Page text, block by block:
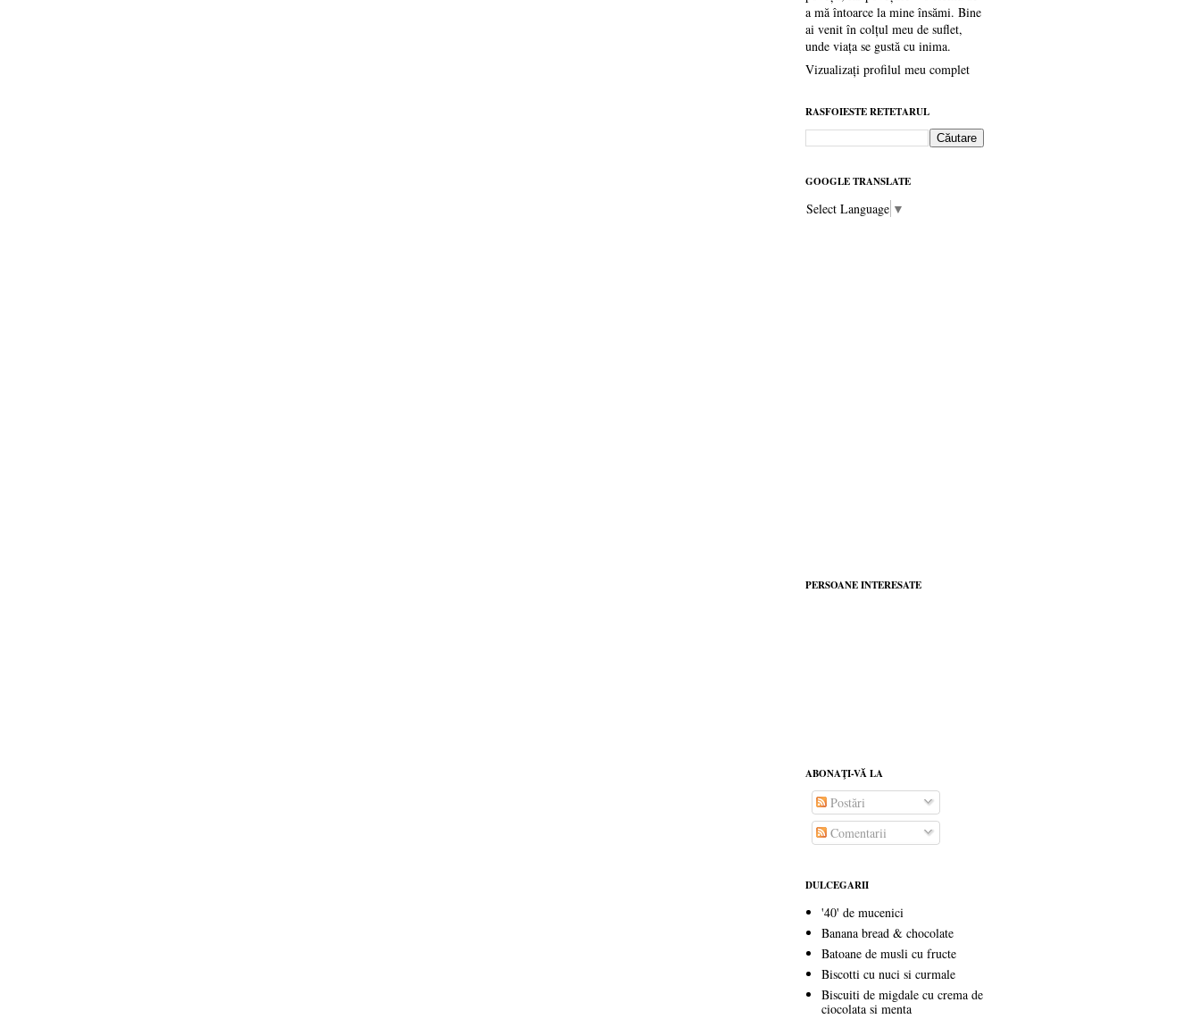
a mă întoarce la mine însămi. Bine
ai venit în colțul meu de suflet,
unde viața se gustă cu inima.
Vizualizați profilul meu complet
RASFOIESTE RETETARUL
GOOGLE TRANSLATE
Select Language ▼
PERSOANE INTERESATE
ABONAŢI-VĂ LA
Postări
Comentarii
DULCEGARII
'40' de mucenici
Banana bread & chocolate
Batoane de musli cu fructe
Biscotti cu nuci si curmale
Biscuiti de migdale cu crema de
ciocolata si menta